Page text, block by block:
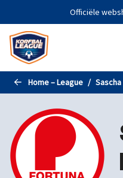
Naar de hoofdinhoud gaan
Officiële
Home – League